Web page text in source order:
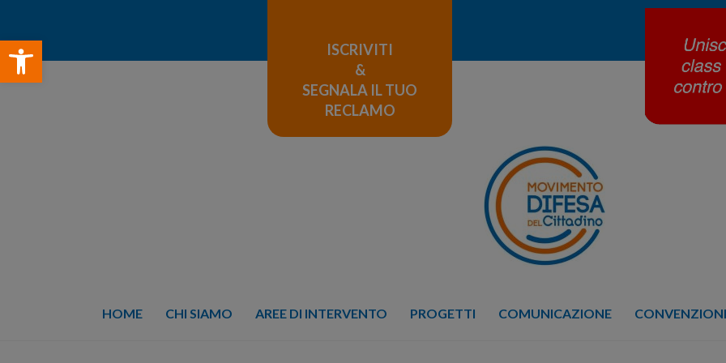
Open toolbar
ISCRIVITI
&
SEGNALA IL TUO
RECLAMO
HOME CHI SIAMO AREE DI INTERVENTO PROGETTI COMUNICAZIONE